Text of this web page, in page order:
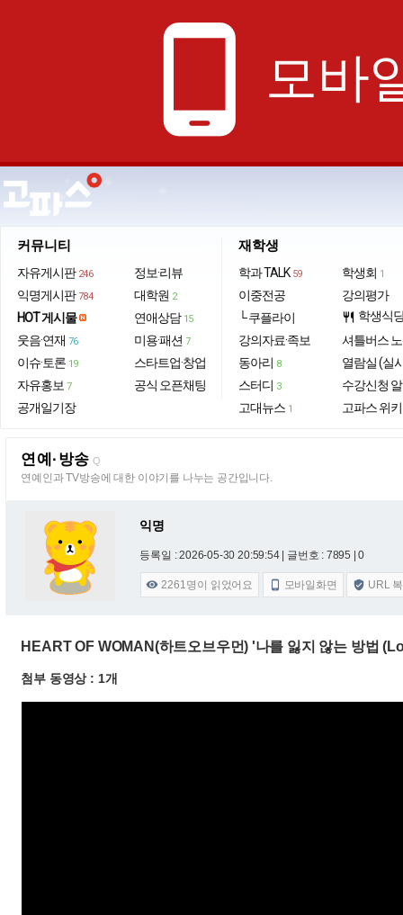
phone_android 모바
커뮤니티
자유게시판 246
익명게시판 784
HOT 게시물
웃음·연재 76
이슈·토론 19
자유홍보 7
공개일기장
정보·리뷰
대학원 2
연애상담 15
미용·패션 7
스타트업·창업
공식 오픈채팅
재학생
학과 TALK 59
이중전공
└ 쿠플라이
강의자료·족보
동아리 8
스터디 3
고대뉴스 1
학생회 1
강의평가
restaurant 학생식
셔틀버스
열람실 (실
수강신청
고파스 위키
연예·방송 Q
연예인과 TV방송에 대한 이야기를 나누는 공간입니다.
익명
등록일 : 2026-05-30 20:59:54 | 글번호 : 7895 | 0
 2261명이 읽었어요  모바일화면  URL
HEART OF WOMAN(하트오브우먼) '나를 잃지 않는 방법
첨부 동영상 : 1개